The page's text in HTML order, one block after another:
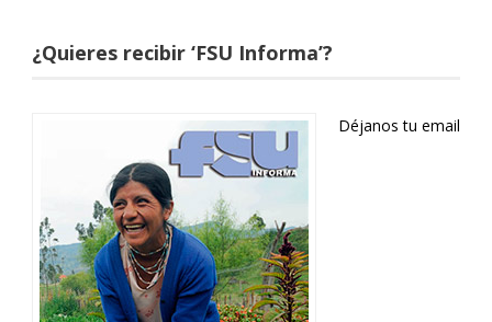
¿Quieres recibir ‘FSU Informa’?
Déjanos tu email